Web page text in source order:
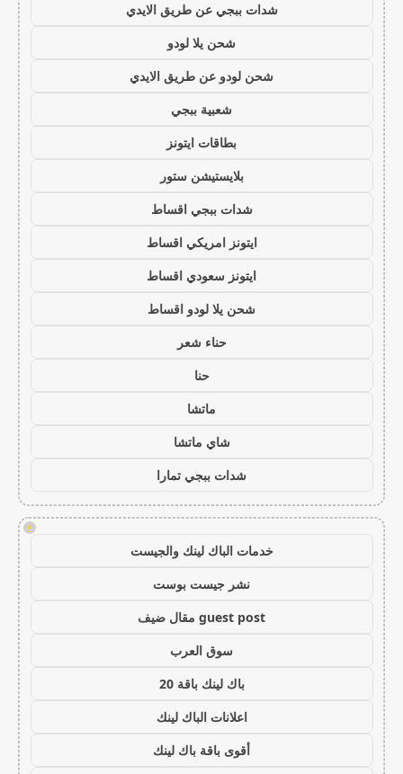
شدات ببجي عن طريق الايدي
شحن يلا لودو
شحن لودو عن طريق الايدي
شعبية ببجي
بطاقات ايتونز
بلايستيشن ستور
شدات ببجي اقساط
ايتونز امريكي اقساط
ايتونز سعودي اقساط
شحن يلا لودو اقساط
حناء شعر
حنا
ماتشا
شاي ماتشا
شدات ببجي تمارا
!
خدمات الباك لينك والجيست
نشر جيست بوست
guest post مقال ضيف
سوق العرب
باك لينك باقة 20
اعلانات الباك لينك
أقوى باقة باك لينك